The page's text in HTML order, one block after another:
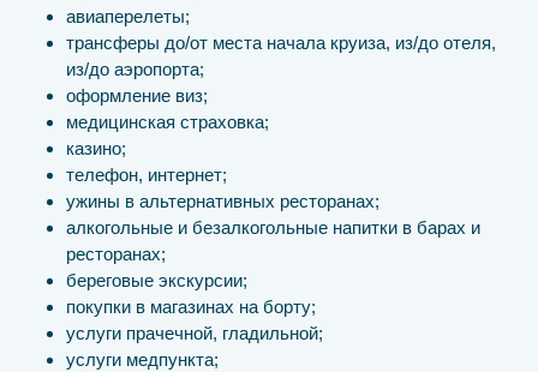
авиаперелеты;
трансферы до/от места начала круиза, из/до отеля,
из/до аэропорта;
оформление виз;
медицинская страховка;
казино;
телефон, интернет;
ужины в альтернативных ресторанах;
алкогольные и безалкогольные напитки в барах и
ресторанах;
береговые экскурсии;
покупки в магазинах на борту;
услуги прачечной, гладильной;
услуги медпункта;